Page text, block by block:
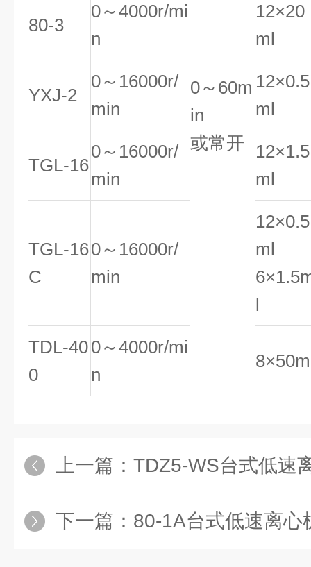
0～60m
in
或常开
80-3
0～4000r/mi
n
12×20
ml
YXJ-2
0～16000r/
min
12×0.5
ml
TGL-16
0～16000r/
min
12×1.5
ml
TGL-16
C
0～16000r/
min
12×0.5
ml
l
TDL-40
0
0～4000r/mi
n
上一篇： TDZ5-WS台式低速
下一篇： 80-1A台式低速离心